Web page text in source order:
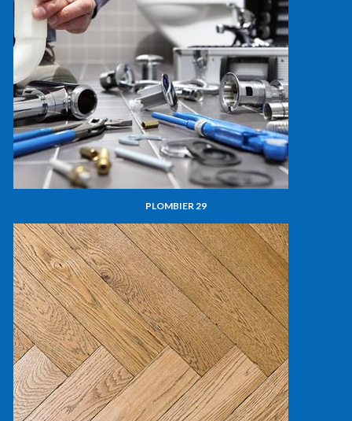
PLOMBIER 29